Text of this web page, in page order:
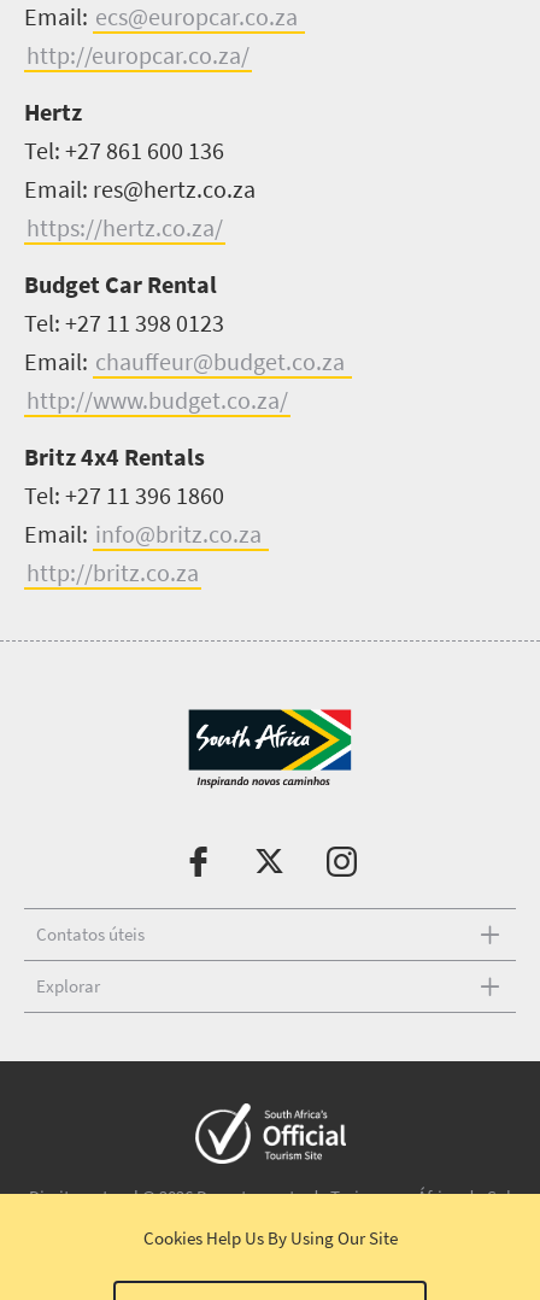
Email: ecs@europcar.co.za
http://europcar.co.za/
Hertz
Tel: +27 861 600 136
Email: res@hertz.co.za
https://hertz.co.za/
Budget Car Rental
Tel: +27 11 398 0123
Email: chauffeur@budget.co.za
http://www.budget.co.za/
Britz 4x4 Rentals
Tel: +27 11 396 1860
Email: info@britz.co.za
http://britz.co.za
Contatos úteis
Explorar
Direito autoral © 2026 Departamento de Turismo na África do Sul
Cookies Help Us By Using Our Site